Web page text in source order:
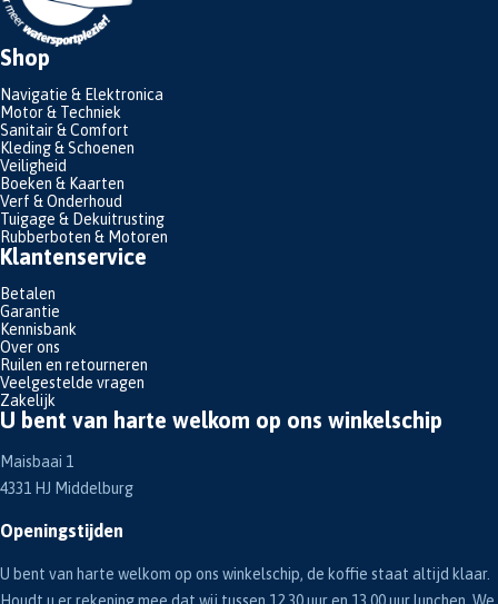
Shop
Navigatie & Elektronica
Motor & Techniek
Sanitair & Comfort
Kleding & Schoenen
Veiligheid
Boeken & Kaarten
Verf & Onderhoud
Tuigage & Dekuitrusting
Rubberboten & Motoren
Klantenservice
Betalen
Garantie
Kennisbank
Over ons
Ruilen en retourneren
Veelgestelde vragen
Zakelijk
U bent van harte welkom op ons winkelschip
Maisbaai 1
4331 HJ Middelburg
Openingstijden
U bent van harte welkom op ons winkelschip, de koffie staat altijd klaar.
Houdt u er rekening mee dat wij tussen 12.30 uur en 13.00 uur lunchen. We